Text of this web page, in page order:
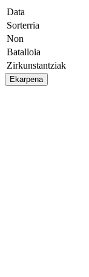
Data
Sorterria
Non
Batalloia
Zirkunstantziak